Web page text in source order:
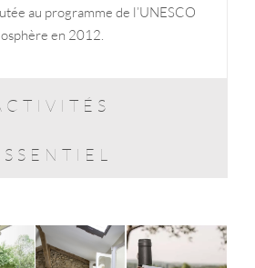
au programme de l’UNESCO
en 2012.